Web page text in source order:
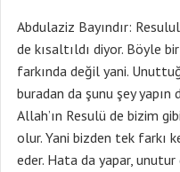
Abdulaziz Bayındır:
de kısaltıldı diyor. Böyle
farkında değil yani.
buradan da şunu şey yapın
Allah’ın Resulü de bizim
olur. Yani bizden tek farkı
eder. Hata da yapar,